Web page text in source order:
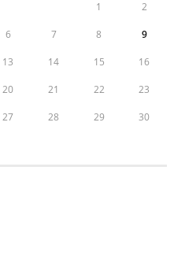
1 2
6 7 8 9
13 14 15 16
20 21 22 23
27 28 29 30